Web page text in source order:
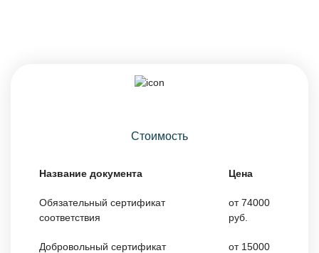
Стоимость
Название документа Цена
Обязательный сертификат
соответствия
от 74000
руб.
Добровольный сертификат
от 15000